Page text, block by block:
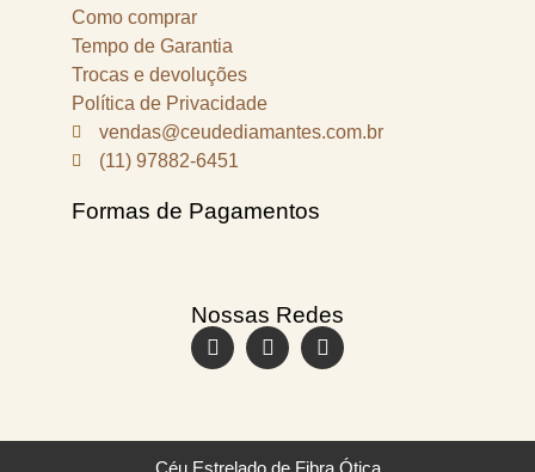
Como comprar
Tempo de Garantia
Trocas e devoluções
Política de Privacidade
vendas@ceudediamantes.com.br
(11) 97882-6451
Formas de Pagamentos
Nossas Redes
Céu Estrelado de Fibra Ótica